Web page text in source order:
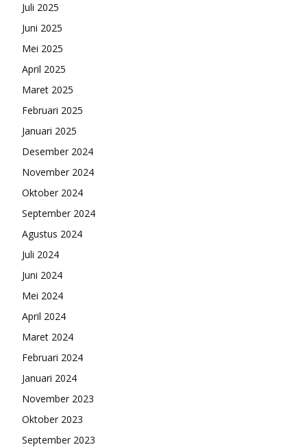
Juli 2025
Juni 2025
Mei 2025
April 2025
Maret 2025
Februari 2025
Januari 2025
Desember 2024
November 2024
Oktober 2024
September 2024
Agustus 2024
Juli 2024
Juni 2024
Mei 2024
April 2024
Maret 2024
Februari 2024
Januari 2024
November 2023
Oktober 2023
September 2023